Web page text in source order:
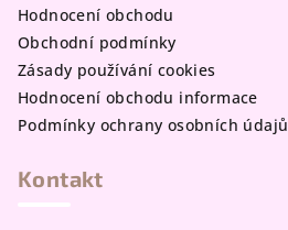
Hodnocení obchodu
Obchodní podmínky
Zásady používání cookies
Hodnocení obchodu informace
Podmínky ochrany osobních údajů
Kontakt